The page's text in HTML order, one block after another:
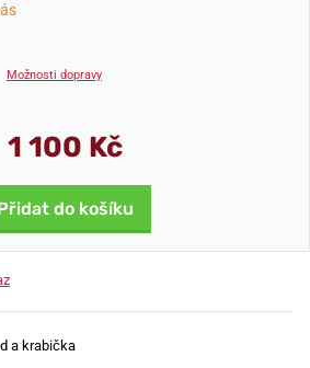
Možnosti dopravy
1 100 Kč
do košíku
a krabička